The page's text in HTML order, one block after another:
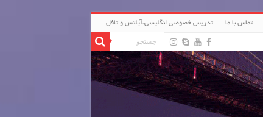
تماس با ما تدریس خصوصی انگلیسی،آیلتس و تافل